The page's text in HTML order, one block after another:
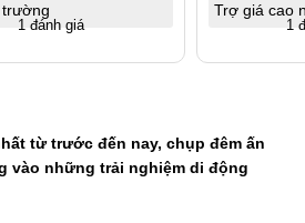
1 đánh giá
Trợ giá cao
1
từ trước đến nay, chụp đêm ấn
vào những trải nghiệm di động